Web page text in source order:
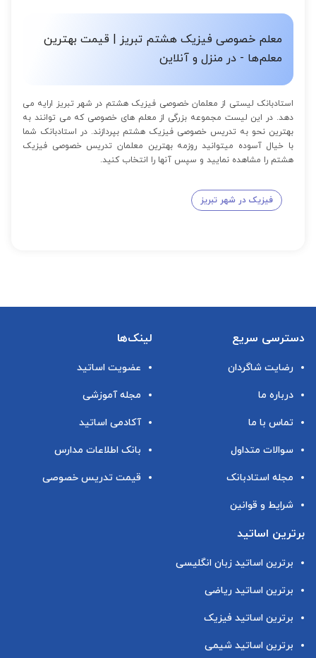
معلم خصوصی فیزیک هشتم تبریز | قیمت بهترین
معلم‌ها - در منزل و آنلاین
استادبانک لیستی از معلمان خصوصی فیزیک هشتم در شهر تبریز ارایه می
دهد. در این لیست مجموعه بزرگی از معلم های خصوصی که می توانند به
بهترین نحو به تدریس خصوصی فیزیک هشتم بپردازند. در استادبانک شما
با خیال آسوده میتوانید روزمه بهترین معلمان تدریس خصوصی فیزیک
هشتم را مشاهده نمایید و سپس آنها را انتخاب کنید.
فیزیک در شهر تبریز
دسترسی سریع
رضایت شاگردان
درباره ما
تماس با ما
سوالات متداول
مجله استادبانک
شرایط و قوانین
لینک‌ها
عضویت اساتید
مجله آموزشی
آکادمی اساتید
بانک اطلاعات مدارس
قیمت تدریس خصوصی
برترین اساتید
برترین اساتید زبان انگلیسی
برترین اساتید ریاضی
برترین اساتید فیزیک
برترین اساتید شیمی